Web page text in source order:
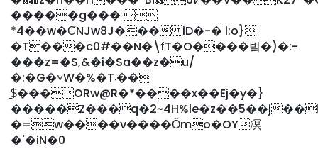
�����g��� 
*4��w�ƇNJw8J��� iD�-� i:o}
�T���c0#��N�\fT�O����벜�)�:-
���z=�S,&�i�Sa��z�u/
�:�G�˅W�%�T܁��
$̠���ORw@R�*����x��Ej�y�}
�����Z���q�2~4H%le�z��5��j
�=w����v����Ȍmo�OY凕
�'�iN�0